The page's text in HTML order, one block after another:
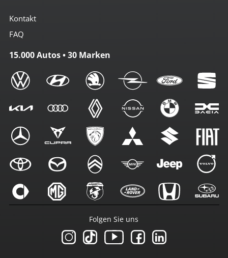
Kontakt
FAQ
15.000 Autos • 30 Marken
Folgen Sie uns